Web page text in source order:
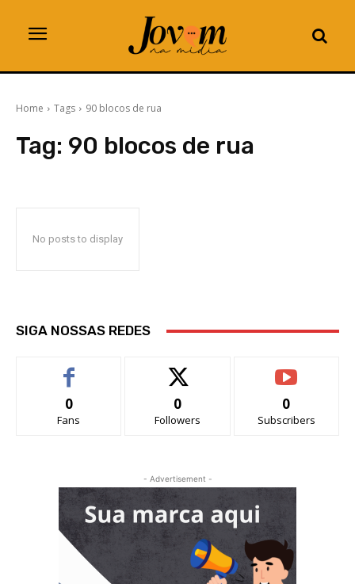
Home Tags 90 blocos de rua
Tag: 90 blocos de rua
No posts to display
SIGA NOSSAS REDES
0
Fans
0
Followers
0
Subscribers
- Advertisement -